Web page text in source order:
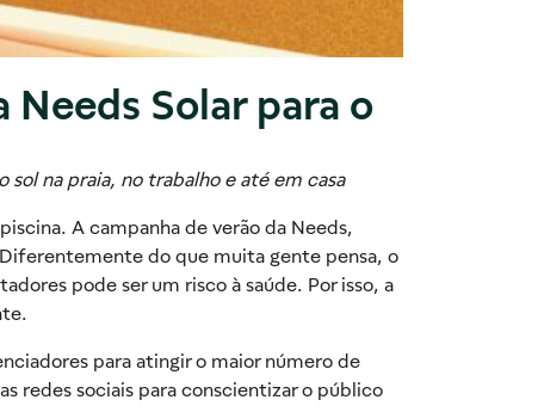
Needs Solar para o
na praia, no trabalho e até em casa
A campanha de verão da Needs,
do que muita gente pensa, o
pode ser um risco à saúde. Por isso, a
para atingir o maior número de
redes sociais para conscientizar o público